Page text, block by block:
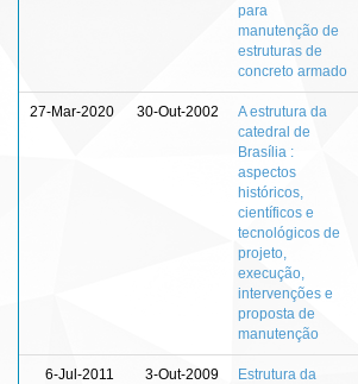
para
manutenção de
estruturas de
concreto armado
27-Mar-2020 30-Out-2002
A estrutura da
catedral de
Brasília :
aspectos
históricos,
científicos e
tecnológicos de
projeto,
execução,
intervenções e
proposta de
manutenção
6-Jul-2011 3-Out-2009
Estrutura da